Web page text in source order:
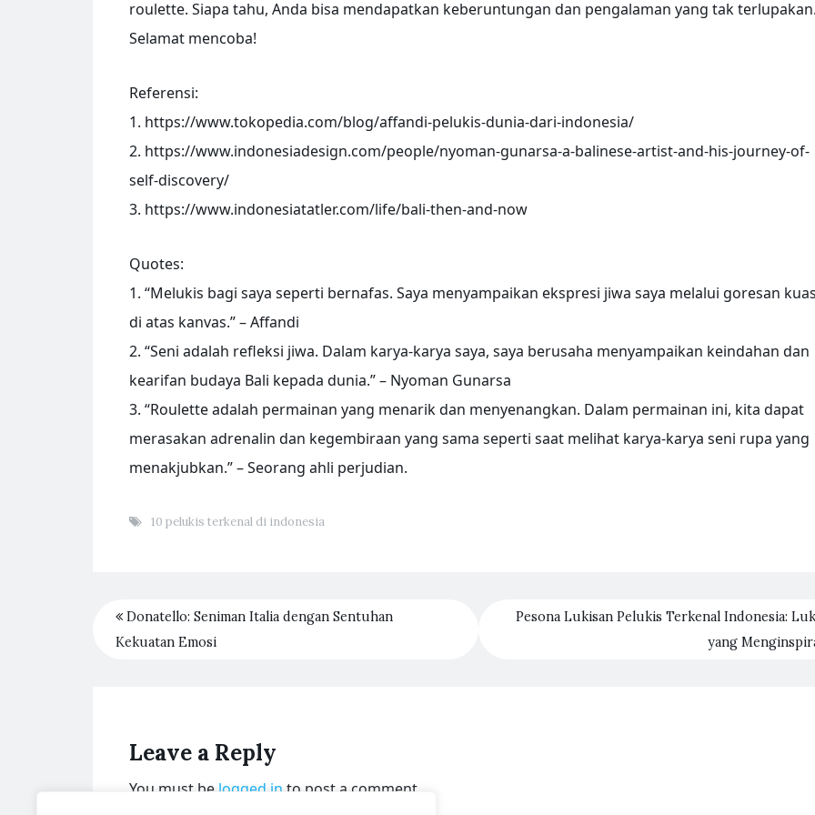
roulette. Siapa tahu, Anda bisa mendapatkan keberuntungan dan pengalaman yang tak
Selamat mencoba!
Referensi:
1. https://www.tokopedia.com/blog/affandi-pelukis-dunia-dari-indonesia/
2. https://www.indonesiadesign.com/people/nyoman-gunarsa-a-balinese-artist-and-his-journey-of-
self-discovery/
3. https://www.indonesiatatler.com/life/bali-then-and-now
Quotes:
1. “Melukis bagi saya seperti bernafas. Saya menyampaikan ekspresi jiwa saya melalui goresan
di atas kanvas.” – Affandi
2. “Seni adalah refleksi jiwa. Dalam karya-karya saya, saya berusaha menyampaikan keindahan dan
kearifan budaya Bali kepada dunia.” – Nyoman Gunarsa
3. “Roulette adalah permainan yang menarik dan menyenangkan. Dalam permainan ini, kita dapat
merasakan adrenalin dan kegembiraan yang sama seperti saat melihat karya-karya seni rupa yang
menakjubkan.” – Seorang ahli perjudian.
10 pelukis terkenal di indonesia
Donatello: Seniman Italia dengan Sentuhan
Kekuatan Emosi
Pesona Lukisan Pelukis Terkenal Indonesia:
yang
Leave a Reply
You must be logged in to post a comment.